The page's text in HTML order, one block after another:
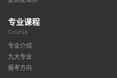
专业课程
Course
专业介绍
九大专业
报考方向